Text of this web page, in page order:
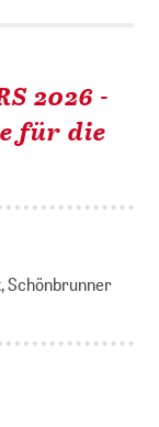
2026 -
für die
Schönbrunner